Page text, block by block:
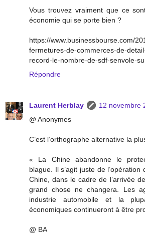
Vous trouvez vraiment que ce
économie qui se porte bien ?
https://www.businessbourse.com/
fermetures-de-commerces-de-
record-le-nombre-de-sdf-senvole-
Répondre
Laurent Herblay
12 novembre
@ Anonymes
C’est l’orthographe alternative la
« La Chine abandonne le
blague. Il s’agit juste de
Chine, dans le cadre de l’arrivée
grand chose ne changera. Les
industrie automobile et la
économiques continueront à être
@ BA